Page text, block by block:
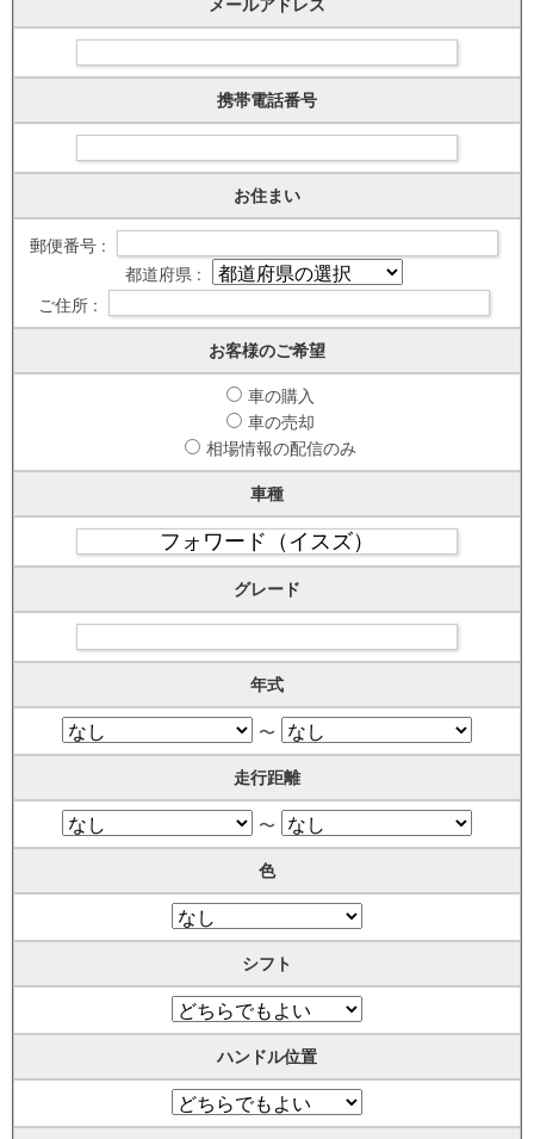
メールアドレス
携帯電話番号
お住まい
郵便番号 :
都道府県 :
ご住所 :
お客様のご希望
車の購入
車の売却
相場情報の配信のみ
車種
グレード
年式
〜
走行距離
〜
色
シフト
ハンドル位置